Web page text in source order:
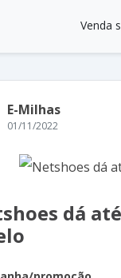
Venda
E-Milhas
01/11/2022
dá